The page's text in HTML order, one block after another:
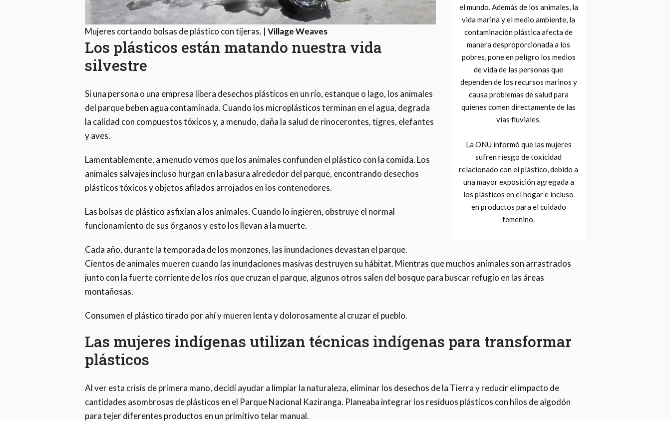
el mundo. Además de los animales, la
vida marina y el medio ambiente, la
contaminación plástica afecta de
manera desproporcionada a los
pobres, pone en peligro los medios
de vida de las personas que
dependen de los recursos marinos y
causa problemas de salud para
quienes comen directamente de las
vías fluviales.
La ONU informó que las mujeres
sufren riesgo de toxicidad
relacionado con el plástico, debido a
una mayor exposición agregada a
los plásticos en el hogar e incluso
en productos para el cuidado
femenino.
Mujeres cortando bolsas de plástico con tijeras. | Village Weaves
Los plásticos están matando nuestra vida
silvestre
Si una persona o una empresa libera desechos plásticos en un río, estanque o lago, los animales
del parque beben agua contaminada. Cuando los microplásticos terminan en el agua, degrada
la calidad con compuestos tóxicos y, a menudo, daña la salud de rinocerontes, tigres, elefantes
y aves.
Lamentablemente, a menudo vemos que los animales confunden el plástico con la comida. Los
animales salvajes incluso hurgan en la basura alrededor del parque, encontrando desechos
plásticos tóxicos y objetos afilados arrojados en los contenedores.
Las bolsas de plástico asfixian a los animales. Cuando lo ingieren, obstruye el normal
funcionamiento de sus órganos y esto los llevan a la muerte.
Cada año, durante la temporada de los monzones, las inundaciones devastan el parque.
Cientos de animales mueren cuando las inundaciones masivas destruyen su hábitat. Mientras que muchos animales son arrastrados
junto con la fuerte corriente de los ríos que cruzan el parque, algunos otros salen del bosque para buscar refugio en las áreas
montañosas.
Consumen el plástico tirado por ahí y mueren lenta y dolorosamente al cruzar el pueblo.
Las mujeres indígenas utilizan técnicas indígenas para transformar
plásticos
Al ver esta crisis de primera mano, decidí ayudar a limpiar la naturaleza, eliminar los desechos de la Tierra y reducir el impacto de
cantidades asombrosas de plásticos en el Parque Nacional Kaziranga. Planeaba integrar los residuos plásticos con hilos de algodón
para tejer diferentes productos en un primitivo telar manual.